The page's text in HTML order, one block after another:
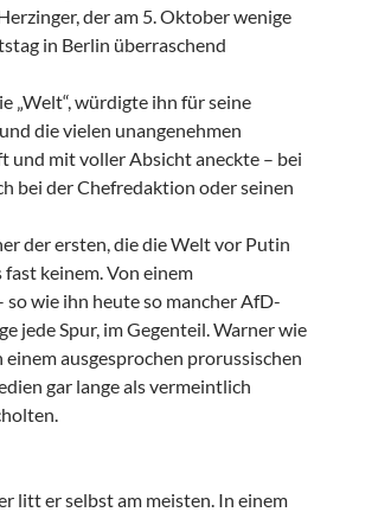
der am 5. Oktober wenige
in Berlin überraschend
„Welt“, würdigte ihn für seine
die vielen unangenehmen
und mit voller Absicht aneckte – bei
bei der Chefredaktion oder seinen
der ersten, die die Welt vor Putin
keinem. Von einem
so wie ihn heute so mancher AfD-
jede Spur, im Gegenteil. Warner wie
ausgesprochen prorussischen
gar lange als vermeintlich
litt er selbst am meisten. In einem